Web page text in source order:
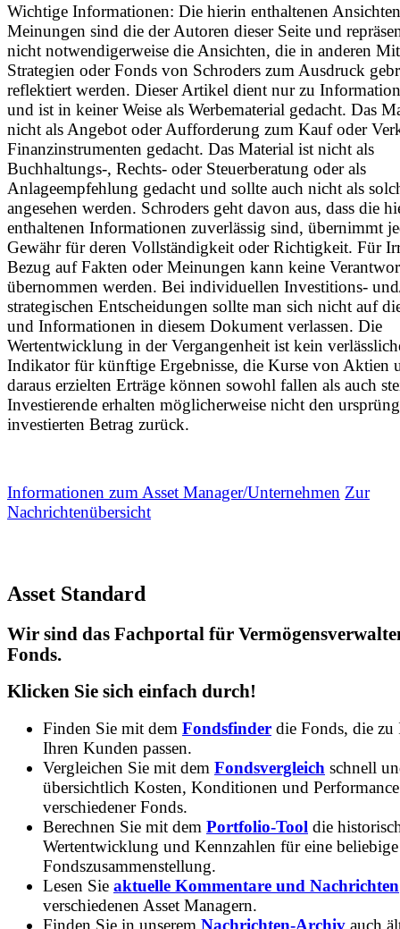
Wichtige Informationen: Die hierin enthaltenen
Meinungen sind die der Autoren dieser Seite und
nicht notwendigerweise die Ansichten, die in anderen
Strategien oder Fonds von Schroders zum Ausdruck
reflektiert werden. Dieser Artikel dient nur zu
und ist in keiner Weise als Werbematerial gedacht. Das
nicht als Angebot oder Aufforderung zum Kauf oder
Finanzinstrumenten gedacht. Das Material ist nicht als
Buchhaltungs-, Rechts- oder Steuerberatung oder als
Anlageempfehlung gedacht und sollte auch nicht als
angesehen werden. Schroders geht davon aus, dass die
enthaltenen Informationen zuverlässig sind, übernimmt
Gewähr für deren Vollständigkeit oder Richtigkeit. Für
Bezug auf Fakten oder Meinungen kann keine
übernommen werden. Bei individuellen Investitions-
strategischen Entscheidungen sollte man sich nicht auf
und Informationen in diesem Dokument verlassen. Die
Wertentwicklung in der Vergangenheit ist kein
Indikator für künftige Ergebnisse, die Kurse von Aktien
daraus erzielten Erträge können sowohl fallen als auch
Investierende erhalten möglicherweise nicht den
investierten Betrag zurück.
Informationen zum Asset Manager/Unternehmen Zur
Nachrichtenübersicht
Asset Standard
Wir sind das Fachportal für
Fonds.
Klicken Sie sich einfach durch!
Finden Sie mit dem Fondsfinder die Fonds, die zu
Ihren Kunden passen.
Vergleichen Sie mit dem Fondsvergleich schnell
übersichtlich Kosten, Konditionen und Performance
verschiedener Fonds.
Berechnen Sie mit dem Portfolio-Tool die
Wertentwicklung und Kennzahlen für eine beliebige
Fondszusammenstellung.
Lesen Sie aktuelle Kommentare und Nachrichten
verschiedenen Asset Managern.
Finden Sie in unserem Nachrichten-Archiv auch